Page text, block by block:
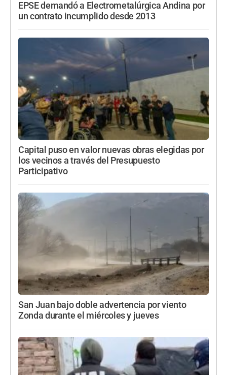
EPSE demandó a Electrometalúrgica Andina por
un contrato incumplido desde 2013
Capital puso en valor nuevas obras elegidas por
los vecinos a través del Presupuesto
Participativo
San Juan bajo doble advertencia por viento
Zonda durante el miércoles y jueves